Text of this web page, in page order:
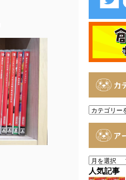
カ
カ
ア
ア
ー
人気記事